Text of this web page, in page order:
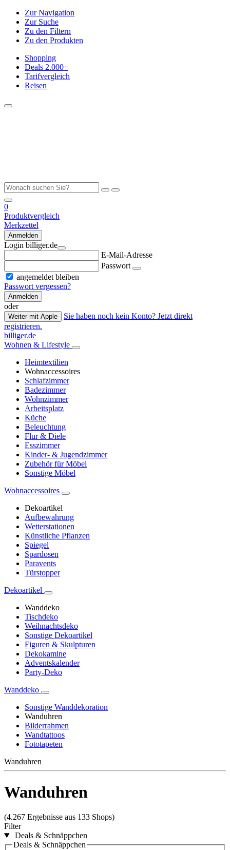
Zur Navigation
Zur Suche
Zu den Filtern
Zu den Produkten
Shopping
Deals 2.000+
Tarifvergleich
Reisen
0
Produktvergleich
Merkzettel
Anmelden
Login billiger.de
E-Mail-Adresse
Passwort
angemeldet bleiben
Passwort vergessen?
Anmelden
oder
Weiter mit Apple
Sie haben noch kein Konto? Jetzt direkt
registrieren.
billiger.de
Wohnen & Lifestyle
Heimtextilien
Wohnaccessoires
Schlafzimmer
Badezimmer
Wohnzimmer
Arbeitsplatz
Küche
Beleuchtung
Flur & Diele
Esszimmer
Kinder- & Jugendzimmer
Zubehör für Möbel
Sonstige Möbel
Wohnaccessoires
Dekoartikel
Aufbewahrung
Wetterstationen
Künstliche Pflanzen
Spiegel
Spardosen
Paravents
Türstopper
Dekoartikel
Wanddeko
Tischdeko
Weihnachtsdeko
Sonstige Dekoartikel
Figuren & Skulpturen
Dekokamine
Adventskalender
Party-Deko
Wanddeko
Sonstige Wanddekoration
Wanduhren
Bilderrahmen
Wandtattoos
Fototapeten
Wanduhren
Wanduhren
(4.267 Ergebnisse aus 133 Shops)
Filter
Deals & Schnäppchen
Deals & Schnäppchen